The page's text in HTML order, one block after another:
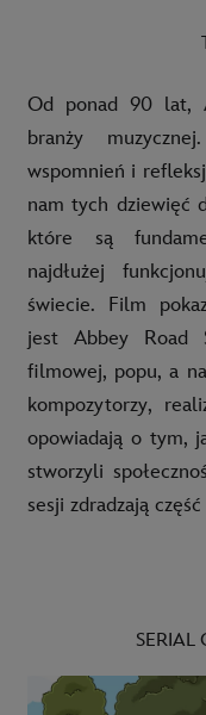
Od ponad 90 lat,
branży
wspomnień i
nam tych dziewięć
które są
najdłużej
świecie. Film
jest Abbey Road
filmowej, popu, a
kompozytorzy,
opowiadają o tym,
stworzyli
sesji zdradzają
SERIAL